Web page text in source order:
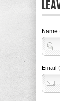
Name
Email